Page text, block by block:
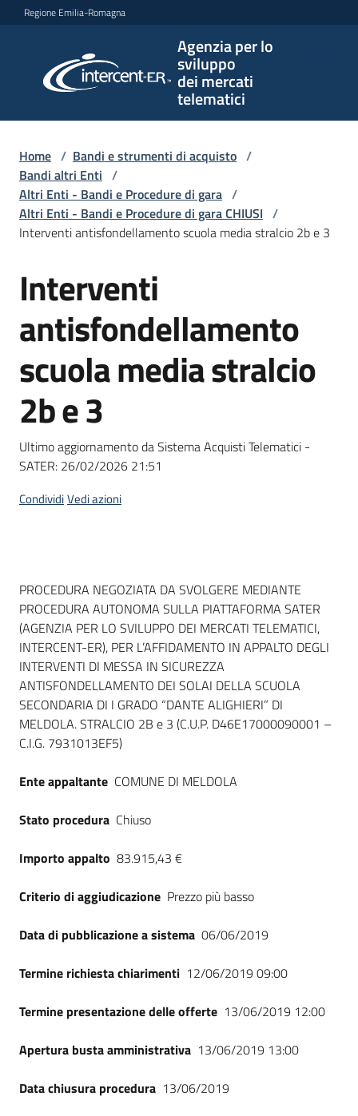
Vai al contenuto
Vai alla navigazione
Vai al footer
Regione Emilia-Romagna
Agenzia per lo
sviluppo
dei mercati
telematici
per lo
sviluppo
telematici
L'Agenzia
Bandi
strumenti
acquisto
Piattaforme
English
site
Seguici
su
Home / Bandi e strumenti di acquisto /
Bandi altri Enti /
Altri Enti - Bandi e Procedure di gara /
Altri Enti - Bandi e Procedure di gara CHIUSI /
Interventi antisfondellamento scuola media stralcio 2b e 3
Salta al contenuto
Interventi
antisfondellamento
scuola media stralcio
2b e 3
Ultimo aggiornamento da Sistema Acquisti Telematici -
SATER: 26/02/2026 21:51
CondividiVedi azioni
Dati del bando
PROCEDURA NEGOZIATA DA SVOLGERE MEDIANTE
PROCEDURA AUTONOMA SULLA PIATTAFORMA SATER
(AGENZIA PER LO SVILUPPO DEI MERCATI TELEMATICI,
INTERCENT-ER), PER L’AFFIDAMENTO IN APPALTO DEGLI
INTERVENTI DI MESSA IN SICUREZZA
ANTISFONDELLAMENTO DEI SOLAI DELLA SCUOLA
SECONDARIA DI I GRADO “DANTE ALIGHIERI” DI
MELDOLA. STRALCIO 2B e 3 (C.U.P. D46E17000090001 –
C.I.G. 7931013EF5)
Ente appaltante COMUNE DI MELDOLA
Stato procedura Chiuso
Importo appalto 83.915,43 €
Criterio di aggiudicazione Prezzo più basso
Data di pubblicazione a sistema 06/06/2019
Termine richiesta chiarimenti 12/06/2019 09:00
Termine presentazione delle offerte 13/06/2019 12:00
Apertura busta amministrativa 13/06/2019 13:00
Data chiusura procedura 13/06/2019